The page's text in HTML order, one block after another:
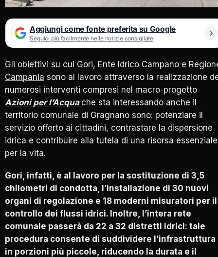
Aggiungi come fonte preferita su Google
Seguici più facilmente nelle notizie consigliate
Gli obiettivi su cui Gori, Ente Idrico Campano e
Campania sono al lavoro attraverso la realizzazione
numerosi interventi compresi nel macro-progetto
Azioni per l’Acqua che sta interessando anche il
territorio comunale di Gragnano sono: potenziare il
servizio offerto ai cittadini, contrastare la dispersione
idrica e contribuire alla tutela di una risorsa essenziale
per la vita.
Gori, infatti, è al lavoro per la sostituzione di 3,5
chilometri di condotta, l’installazione di 30 nuovi
organi di regolazione e 18 moderni misuratori per il
controllo dei flussi idrici. Inoltre, l’intera rete
comunale passerà da 22 a 32 distretti idrici: tale
procedura consente di suddividere l’infrastruttura
in porzioni più piccole, riducendo la durata e il